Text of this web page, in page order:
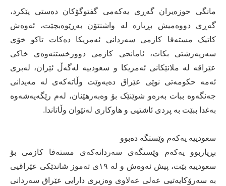
مانگی حوزەیران گەڕی یەکەمی گفتوگۆکان دەستی پێکرد،
گەڕی دووەمیش بڕیارە لە واشنتۆن بەڕێوەبچێت، ئەوەش
کاتیک مستەفا کازمی سەردانی ئەمریکا دەکات تاکو خۆی
سەرپەرشتی بکات، ئامانجی کازمی دوورخستنەوەی خاکی
عێراقە لە ملانێکانی ئەمریکا و سعودییە لەگەڵ ئێران، لەبری
ئەمە حکومەتی نوێی عێراق دەیەوێت وڵاتەکەی لە مەیدانی
جەنگەوە ببات بەرەو شوێنێک بۆ وەبەرهێنان، لەم رێگەیەشەوە
بەغدا ببێت بە پردی ئاشتیی و هاوکاری لەنێوان وڵاتاندا.
سعودییە یەکەم وێستگە دەبوو
بڕیاربوو یەکەم وێستگەی سەردانەکەی مستەفا کازمی بۆ
سعودییە بێت، پیش ئەوەش و لە ١٩ی تەموز شاندێکی عێراقیی
بە سەرۆکایەتیی عەلی عەلاوی وەزیری دارایی عێراق سەردانی